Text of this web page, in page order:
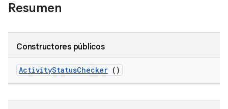
Resumen
Constructores públicos
ActivityStatusChecker ()